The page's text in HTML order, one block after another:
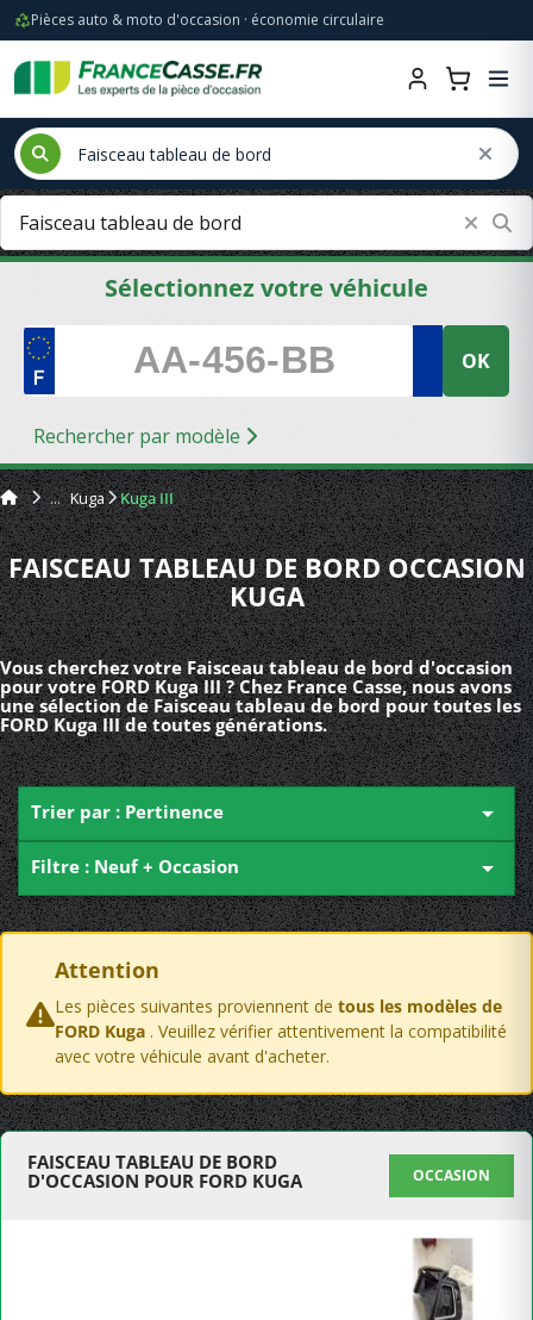
Pièces auto & moto d'occasion · économie circulaire
Sélectionnez votre véhicule
OK
Rechercher par modèle
Kuga Kuga III
FAISCEAU TABLEAU DE BORD OCCASION
KUGA
Vous cherchez votre Faisceau tableau de bord d'occasion
pour votre FORD Kuga III ? Chez France Casse, nous avons
une sélection de Faisceau tableau de bord pour toutes les
FORD Kuga III de toutes générations.
Trier par : Pertinence 
Filtre : Neuf + Occasion 
Attention
Les pièces suivantes proviennent de tous les modèles de
FORD Kuga . Veuillez vérifier attentivement la compatibilité
avec votre véhicule avant d'acheter.
FAISCEAU TABLEAU DE BORD
D'OCCASION POUR FORD KUGA
OCCASION